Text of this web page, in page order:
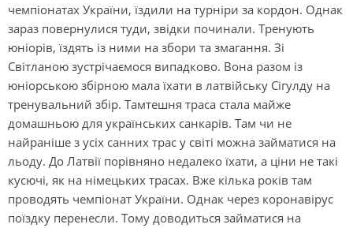
чемпіонатах України, їздили на турніри за кордон. Однак
зараз повернулися туди, звідки починали. Тренують
юніорів, їздять із ними на збори та змагання. Зі
Світланою зустрічаємося випадково. Вона разом із
юніорською збірною мала їхати в латвійську Сігулду на
тренувальний збір. Тамтешня траса стала майже
домашньою для українських санкарів. Там чи не
найраніше з усіх санних трас у світі можна займатися на
льоду. До Латвії порівняно недалеко їхати, а ціни не такі
кусючі, як на німецьких трасах. Вже кілька років там
проводять чемпіонат України. Однак через коронавірус
поїздку перенесли. Тому доводиться займатися на